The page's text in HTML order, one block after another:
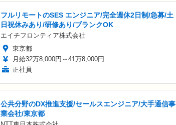
フルリモートのSES エンジニア/完全週休2日制/急募/土
日祝休みあり/研修あり/ブランクOK
エイチフロンティア株式会社
東京都
月給32万8,000円～41万8,000円
正社員
公共分野のDX推進支援/セールスエンジニア/大手通信事
業会社/東京都